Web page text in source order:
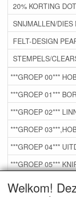
Welkom!
20% KORTING
SNIJMALLEN/
FELT-DESIGN
STEMPELS/
***GROEP 00***
***GROEP 01***
***GROEP 02***
***GROEP
***GROEP 04***
***GROEP 05***
***GROEP 06***